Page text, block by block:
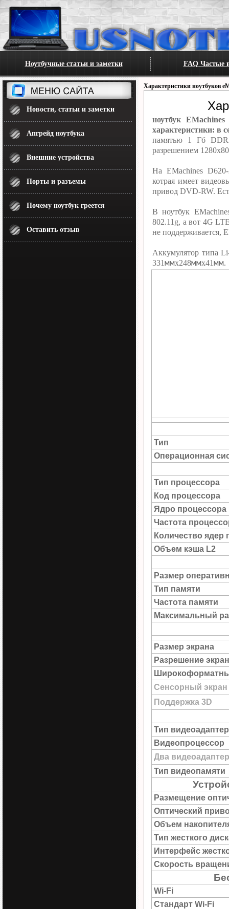
Ноутбучные статьи и заметки FAQ Частые
Новости, статьи и заметки
Апгрейд ноутбука
Внешние устройства
Порты и разъемы
Почему ноутбук греется
Оставить отзыв
Характеристики ноутбуков
ноутбук
характеристики: в
памятью 1 Гб
разрешением
На EMachines
котрая имеет
привод DVD-RW.
В ноутбук
802.11g, а вот 4G
не поддерживается,
Аккумулятор типа
331ммх248ммх41мм.
Тип
Операционная
Тип процессора
Код процессора
Ядро процессора
Частота
Количество ядер
Объем кэша L2
Размер
Тип памяти
Частота памяти
Максимальный
Размер экрана
Разрешение
Сенсорный экран
Поддержка 3D
Тип
Видеопроцессор
Два
Тип видеопамяти
Размещение
Оптический
Объем
Тип жесткого
Интерфейс
Скорость
Wi-Fi
Стандарт Wi-Fi